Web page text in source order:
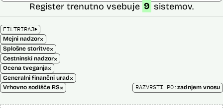
FILTRIRAJ
Mejni nadzor×
Splošne storitve×
Cestninski nadzor×
Ocena tveganja×
Generalni finančni urad×
Vrhovno sodišče RS×
Register trenutno vsebuje 9 sistemov.
RAZVRSTI PO:zadnjem vnosu